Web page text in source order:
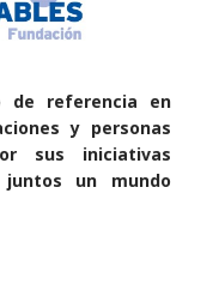
de referencia en
y personas
sus iniciativas
juntos un mundo